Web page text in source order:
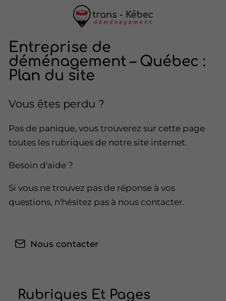
Entreprise de
déménagement – Québec :
Plan du site
Vous êtes perdu ?
Pas de panique, vous trouverez sur cette page
toutes les rubriques de notre site internet.​​
Besoin d'aide ?
Si vous ne trouvez pas de réponse à vos
questions, n'hésitez pas à nous contacter.
Nous contacter
Rubriques Et Pages